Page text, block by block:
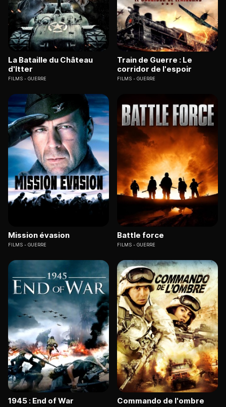
La Bataille du Château
d'Itter
FILMS GUERRE
Train de Guerre : Le
corridor de l'espoir
FILMS GUERRE
Mission évasion
FILMS GUERRE
Battle force
FILMS GUERRE
1945 : End of War Commando de l'ombre